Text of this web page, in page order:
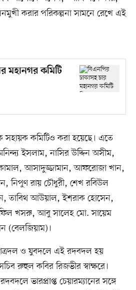
করার পরিকল্পনা সামনে রেখে এই
মহানগর কমিটি
সহায়ক কমিটিও করা হয়েছে। এতে
ইসলাম, নাসির উদ্দিন অসীম,
আসাদুজ্জামান, আফরোজা খান,
নিপুণ রায় চৌধুরী, শেখ রবিউল
তাবিথ আউয়াল, ইশরাক হোসেন,
খসরু, আবু সালেহ মো. সায়েম
(বেলজিয়াম)।
ও যুবদলে এই রদবদল হয়
রুহুল কবির রিজভীর স্বাক্ষরে।
ভারপ্রাপ্ত চেয়ারম্যানের সঙ্গে